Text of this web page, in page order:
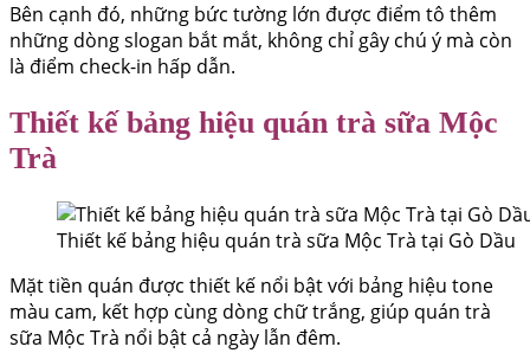
Bên cạnh đó, những bức tường lớn được điểm tô thêm
những dòng slogan bắt mắt, không chỉ gây chú ý mà còn
là điểm check-in hấp dẫn.
Thiết kế bảng hiệu quán trà sữa Mộc
Trà
Thiết kế bảng hiệu quán trà sữa Mộc Trà tại Gò Dầu
Mặt tiền quán được thiết kế nổi bật với bảng hiệu tone
màu cam, kết hợp cùng dòng chữ trắng, giúp quán trà
sữa Mộc Trà nổi bật cả ngày lẫn đêm.